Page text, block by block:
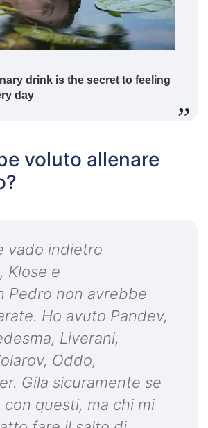
voluto allenare
vado indietro
Klose e
Pedro non avrebbe
Ho avuto Pandev,
Liverani,
Oddo,
Gila sicuramente se
con questi, ma chi mi